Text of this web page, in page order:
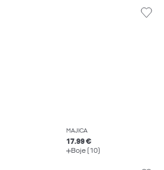
MAJICA
17.99 €
Boje (10)